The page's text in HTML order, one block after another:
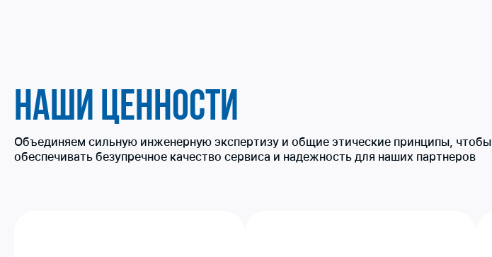
НАШИ ЦЕННОСТИ
Объединяем сильную инженерную экспертизу и общие этические принципы, чтобы
обеспечивать безупречное качество сервиса и надежность для наших партнеров